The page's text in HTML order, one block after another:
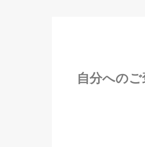
自分への